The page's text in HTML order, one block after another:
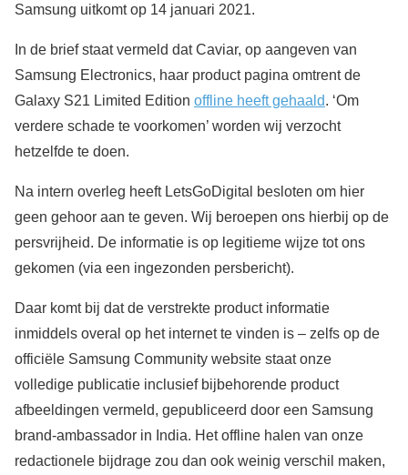
Samsung uitkomt op 14 januari 2021.
In de brief staat vermeld dat Caviar, op aangeven van
Samsung Electronics, haar product pagina omtrent de
Galaxy S21 Limited Edition offline heeft gehaald. ‘Om
verdere schade te voorkomen’ worden wij verzocht
hetzelfde te doen.
Na intern overleg heeft LetsGoDigital besloten om hier
geen gehoor aan te geven. Wij beroepen ons hierbij op de
persvrijheid. De informatie is op legitieme wijze tot ons
gekomen (via een ingezonden persbericht).
Daar komt bij dat de verstrekte product informatie
inmiddels overal op het internet te vinden is – zelfs op de
officiële Samsung Community website staat onze
volledige publicatie inclusief bijbehorende product
afbeeldingen vermeld, gepubliceerd door een Samsung
brand-ambassador in India. Het offline halen van onze
redactionele bijdrage zou dan ook weinig verschil maken,